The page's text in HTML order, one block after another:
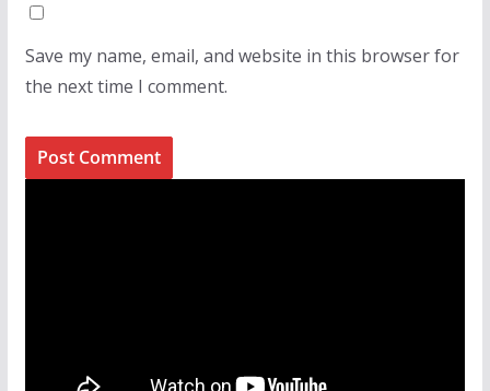
Save my name, email, and website in this browser for
the next time I comment.